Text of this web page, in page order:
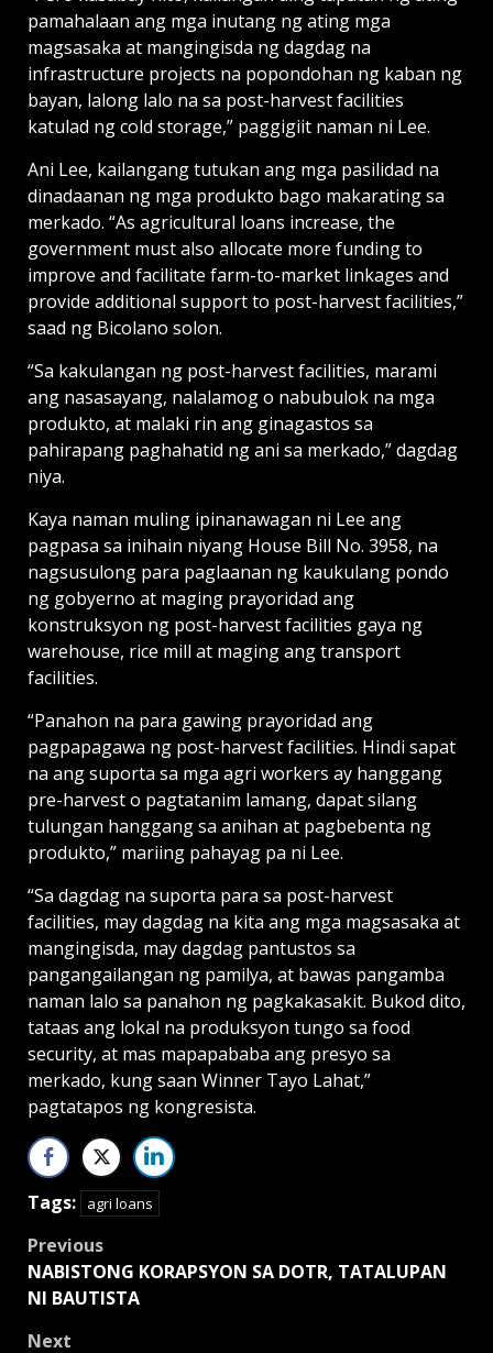
pamahalaan ang mga inutang ng ating mga
magsasaka at mangingisda ng dagdag na
infrastructure projects na popondohan ng kaban ng
bayan, lalong lalo na sa post-harvest facilities
katulad ng cold storage,” paggigiit naman ni Lee.
Ani Lee, kailangang tutukan ang mga pasilidad na
dinadaanan ng mga produkto bago makarating sa
merkado. “As agricultural loans increase, the
government must also allocate more funding to
improve and facilitate farm-to-market linkages and
provide additional support to post-harvest facilities,”
saad ng Bicolano solon.
“Sa kakulangan ng post-harvest facilities, marami
ang nasasayang, nalalamog o nabubulok na mga
produkto, at malaki rin ang ginagastos sa
pahirapang paghahatid ng ani sa merkado,” dagdag
niya.
Kaya naman muling ipinanawagan ni Lee ang
pagpasa sa inihain niyang House Bill No. 3958, na
nagsusulong para paglaanan ng kaukulang pondo
ng gobyerno at maging prayoridad ang
konstruksyon ng post-harvest facilities gaya ng
warehouse, rice mill at maging ang transport
facilities.
“Panahon na para gawing prayoridad ang
pagpapagawa ng post-harvest facilities. Hindi sapat
na ang suporta sa mga agri workers ay hanggang
pre-harvest o pagtatanim lamang, dapat silang
tulungan hanggang sa anihan at pagbebenta ng
produkto,” mariing pahayag pa ni Lee.
“Sa dagdag na suporta para sa post-harvest
facilities, may dagdag na kita ang mga magsasaka at
mangingisda, may dagdag pantustos sa
pangangailangan ng pamilya, at bawas pangamba
naman lalo sa panahon ng pagkakasakit. Bukod dito,
tataas ang lokal na produksyon tungo sa food
security, at mas mapapababa ang presyo sa
merkado, kung saan Winner Tayo Lahat,”
pagtatapos ng kongresista.
Tags: agri loans
Post
navigation
Previous
NABISTONG KORAPSYON SA DOTR, TATALUPAN
NI BAUTISTA
Next